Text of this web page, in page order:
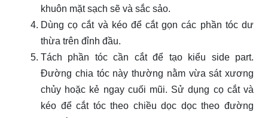
khuôn mặt sạch sẽ và sắc sảo.
Dùng cọ cắt và kéo để cắt gọn các phần tóc dư
thừa trên đỉnh đầu.
Tách phần tóc cần cắt để tạo kiểu side part.
Đường chia tóc này thường nằm vừa sát xương
chủy hoặc kẻ ngay cuối mũi. Sử dụng cọ cắt và
kéo để cắt tóc theo chiều dọc dọc theo đường